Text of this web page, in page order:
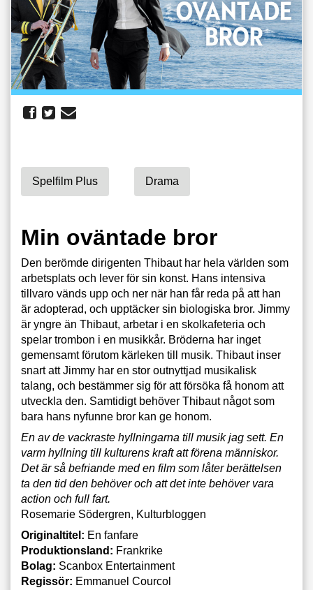
Spelfilm Plus Drama
Min oväntade bror
Den berömde dirigenten Thibaut har hela världen som
arbetsplats och lever för sin konst. Hans intensiva
tillvaro vänds upp och ner när han får reda på att han
är adopterad, och upptäcker sin biologiska bror. Jimmy
är yngre än Thibaut, arbetar i en skolkafeteria och
spelar trombon i en musikkår. Bröderna har inget
gemensamt förutom kärleken till musik. Thibaut inser
snart att Jimmy har en stor outnyttjad musikalisk
talang, och bestämmer sig för att försöka få honom att
utveckla den. Samtidigt behöver Thibaut något som
bara hans nyfunne bror kan ge honom.
En av de vackraste hyllningarna till musik jag sett. En
varm hyllning till kulturens kraft att förena människor.
Det är så befriande med en film som låter berättelsen
ta den tid den behöver och att det inte behöver vara
action och full fart.
Rosemarie Södergren, Kulturbloggen
Originaltitel: En fanfare
Produktionsland: Frankrike
Bolag: Scanbox Entertainment
Regissör: Emmanuel Courcol